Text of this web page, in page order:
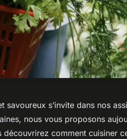
savoureux s’invite dans nos
nous vous proposons
découvrirez comment cuisiner